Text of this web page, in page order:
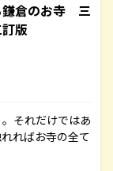
倉のお寺 三
版
それだけではあ
ればお寺の全て